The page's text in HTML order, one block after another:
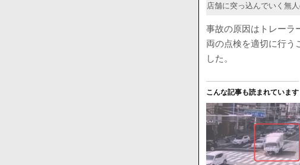
店舗に突っ込んでいく無
事故の原因はトレーラ
両の点検を適切に行う
した。
こんな記事も読まれています